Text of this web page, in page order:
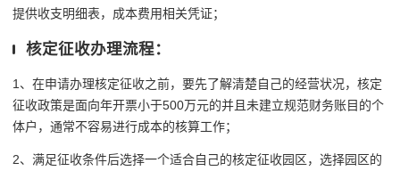
提供收支明细表，成本费用相关凭证；
核定征收办理流程：
1、在申请办理核定征收之前，要先了解清楚自己的经营状况，核定
征收政策是面向年开票小于500万元的并且未建立规范财务账目的个
体户，通常不容易进行成本的核算工作；
2、满足征收条件后选择一个适合自己的核定征收园区，选择园区的